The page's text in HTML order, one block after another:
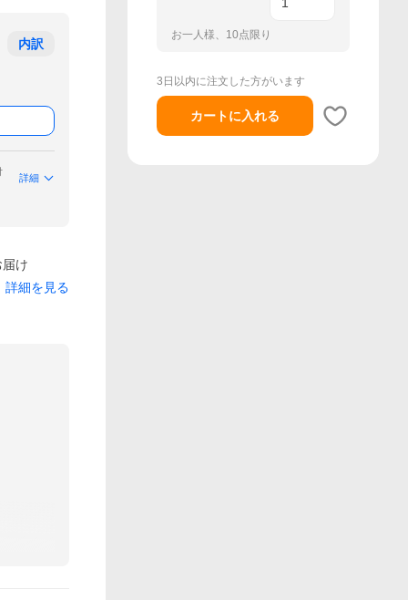
内訳
詳細
け
詳細を見る
お一人様、10点限り
3日以内に注文した方がいます
カートに入れる